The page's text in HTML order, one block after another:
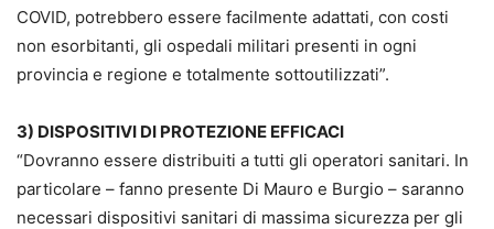
COVID, potrebbero essere facilmente adattati, con costi
non esorbitanti, gli ospedali militari presenti in ogni
provincia e regione e totalmente sottoutilizzati”.
3) DISPOSITIVI DI PROTEZIONE EFFICACI
“Dovranno essere distribuiti a tutti gli operatori sanitari. In
particolare – fanno presente Di Mauro e Burgio – saranno
necessari dispositivi sanitari di massima sicurezza per gli